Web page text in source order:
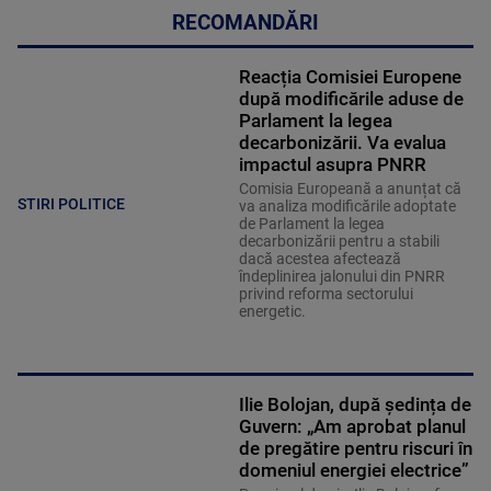
RECOMANDĂRI
STIRI POLITICE
Reacția Comisiei Europene
după modificările aduse de
Parlament la legea
decarbonizării. Va evalua
impactul asupra PNRR
Comisia Europeană a anunțat că
va analiza modificările adoptate
de Parlament la legea
decarbonizării pentru a stabili
dacă acestea afectează
îndeplinirea jalonului din PNRR
privind reforma sectorului
energetic.
Ilie Bolojan, după ședința de
Guvern: „Am aprobat planul
de pregătire pentru riscuri în
domeniul energiei electrice”